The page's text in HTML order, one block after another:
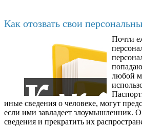
Как отозвать свои
Почти
любой
иные сведения о человеке, могут
если ими завладеет злоумышленник. О
сведения и прекратить их